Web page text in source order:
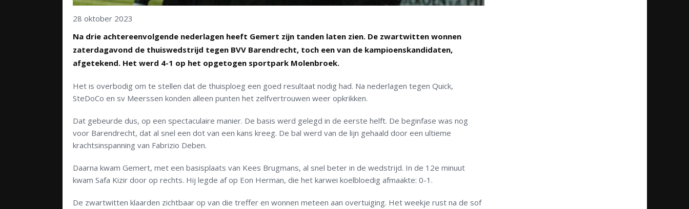
28 oktober 2023
Na drie achtereenvolgende nederlagen heeft Gemert zijn tanden laten zien. De zwartwitten wonnen
zaterdagavond de thuiswedstrijd tegen BVV Barendrecht, toch een van de kampioenskandidaten,
afgetekend. Het werd 4-1 op het opgetogen sportpark Molenbroek.
Het is overbodig om te stellen dat de thuisploeg een goed resultaat nodig had. Na nederlagen tegen Quick,
SteDoCo en sv Meerssen konden alleen punten het zelfvertrouwen weer opkrikken.
Dat gebeurde dus, op een spectaculaire manier. De basis werd gelegd in de eerste helft. De beginfase was nog
voor Barendrecht, dat al snel een dot van een kans kreeg. De bal werd van de lijn gehaald door een ultieme
krachtsinspanning van Fabrizio Deben.
Daarna kwam Gemert, met een basisplaats van Kees Brugmans, al snel beter in de wedstrijd. In de 12e minuut
kwam Safa Kizir door op rechts. Hij legde af op Eon Herman, die het karwei koelbloedig afmaakte: 0-1.
De zwartwitten klaarden zichtbaar op van die treffer en wonnen meteen aan overtuiging. Het weekje rust na de sof